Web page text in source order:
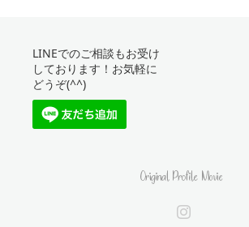
LINEでのご相談もお受け
しております！お気軽に
どうぞ(^^)